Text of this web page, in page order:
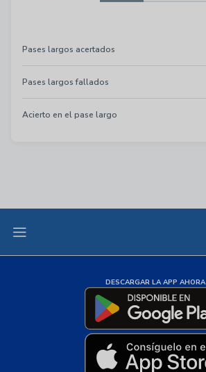
Pases largos acertados
Pases largos fallados
Acierto en el pase largo
DESCARGAR LA APP AHORA